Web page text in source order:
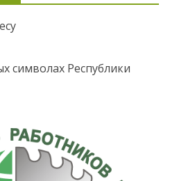
символах Республики